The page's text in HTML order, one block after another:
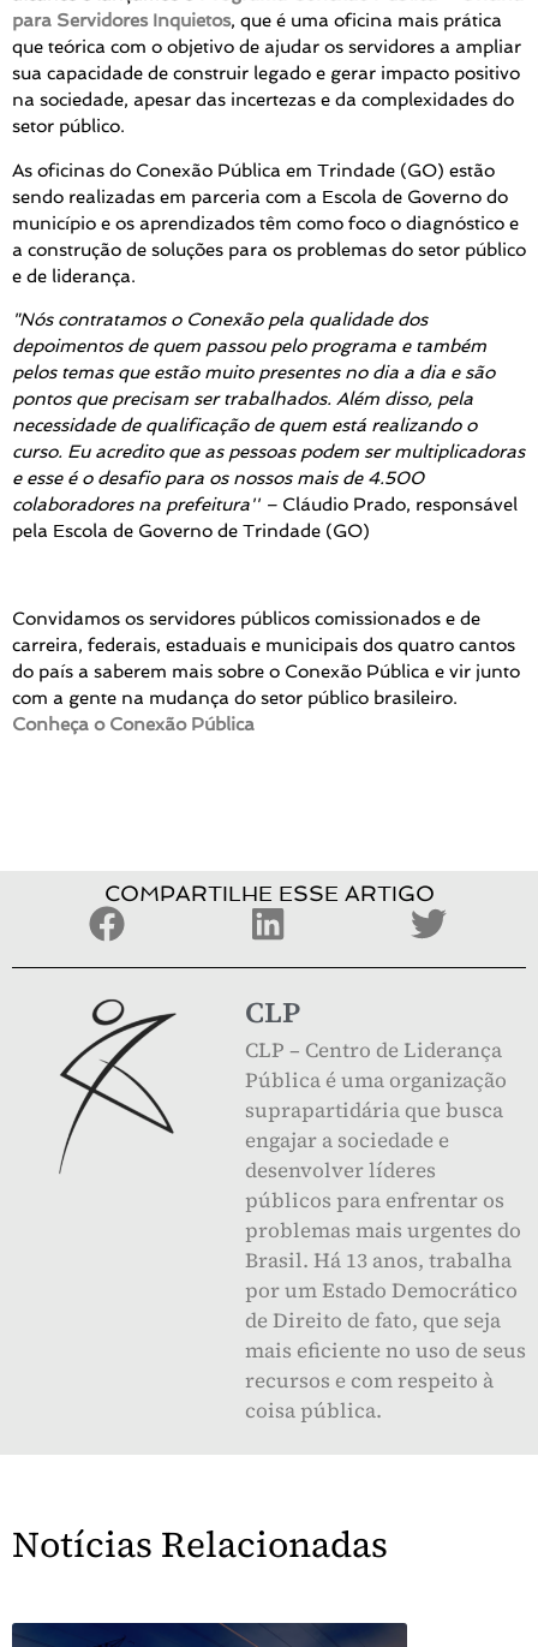
para Servidores Inquietos, que é uma oficina mais prática
que teórica com o objetivo de ajudar os servidores a ampliar
sua capacidade de construir legado e gerar impacto positivo
na sociedade, apesar das incertezas e da complexidades do
setor público.
As oficinas do Conexão Pública em Trindade (GO) estão
sendo realizadas em parceria com a Escola de Governo do
município e os aprendizados têm como foco o diagnóstico e
a construção de soluções para os problemas do setor público
e de liderança.
"Nós contratamos o Conexão pela qualidade dos
depoimentos de quem passou pelo programa e também
pelos temas que estão muito presentes no dia a dia e são
pontos que precisam ser trabalhados. Além disso, pela
necessidade de qualificação de quem está realizando o
curso. Eu acredito que as pessoas podem ser multiplicadoras
e esse é o desafio para os nossos mais de 4.500
colaboradores na prefeitura'' – Cláudio Prado, responsável
pela Escola de Governo de Trindade (GO)
Convidamos os servidores públicos comissionados e de
carreira, federais, estaduais e municipais dos quatro cantos
do país a saberem mais sobre o Conexão Pública e vir junto
com a gente na mudança do setor público brasileiro.
Conheça o Conexão Pública
COMPARTILHE ESSE ARTIGO
CLP
CLP – Centro de Liderança
Pública é uma organização
suprapartidária que busca
engajar a sociedade e
desenvolver líderes
públicos para enfrentar os
problemas mais urgentes do
Brasil. Há 13 anos, trabalha
por um Estado Democrático
de Direito de fato, que seja
mais eficiente no uso de seus
recursos e com respeito à
coisa pública.
Notícias Relacionadas